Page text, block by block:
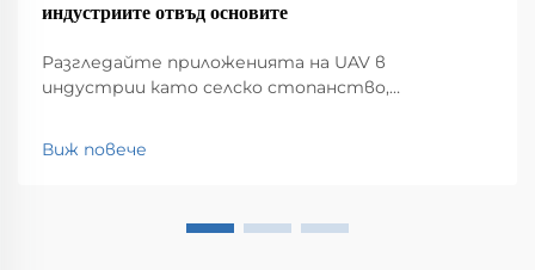
индустриите отвъд основите
Разгледайте приложенията на UAV в
индустрии като селско стопанство,
среда, логистика и обществена безопасност.
Открийте влиянието им върху
Виж повече